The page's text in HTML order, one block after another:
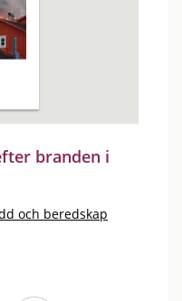
branden i
och beredskap